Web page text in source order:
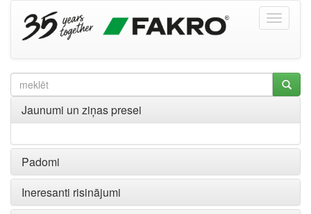
Jaunumi un ziņas presei
Padomi
Ineresanti risinājumi